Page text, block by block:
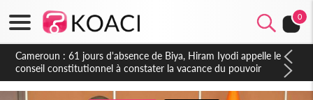
0
Côte d'Ivoire : Fin de la pagaille au PDCI-RDA, Lessiehi bannit
les mouvements sauvages